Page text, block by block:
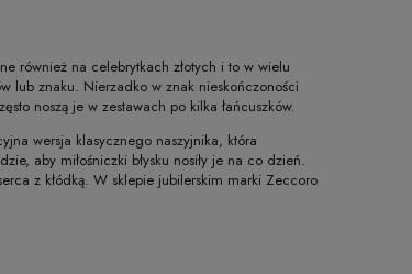
również na celebrytkach złotych i to w wielu
lub znaku. Nierzadko w znak nieskończoności
noszą je w zestawach po kilka łańcuszków.
wersja klasycznego naszyjnika, która
aby miłośniczki błysku nosiły je na co dzień.
z kłódką. W sklepie jubilerskim marki Zeccoro